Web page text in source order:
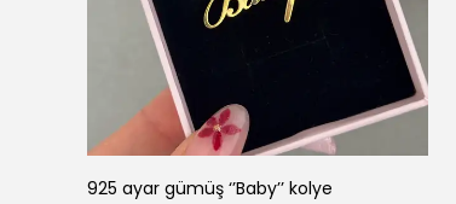
925 ayar gümüş ‘’Baby’’ kolye